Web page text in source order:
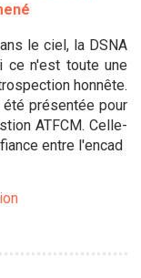
le ciel, la DSNA
ce n'est toute une
honnête.
présentée pour
ATFCM. Celle-
entre l'encad